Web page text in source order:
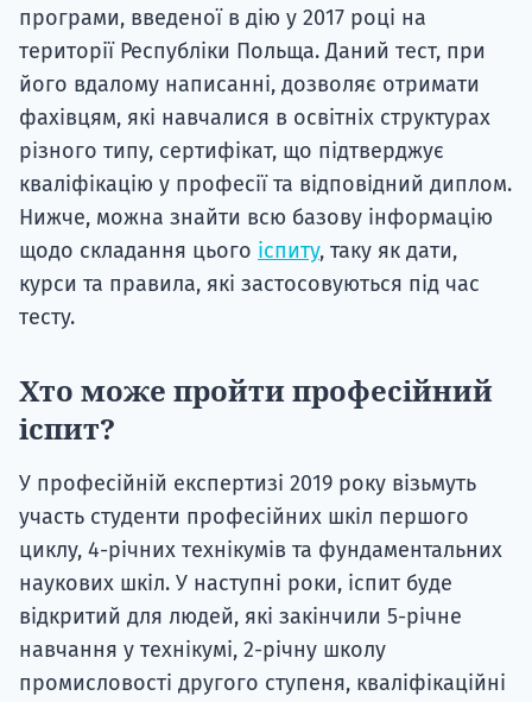
програми, введеної в дію у 2017 році на
території Республіки Польща. Даний тест, при
його вдалому написанні, дозволяє отримати
фахівцям, які навчалися в освітніх структурах
різного типу, сертифікат, що підтверджує
кваліфікацію у професії та відповідний диплом.
Нижче, можна знайти всю базову інформацію
щодо складання цього іспиту, таку як дати,
курси та правила, які застосовуються під час
тесту.
Хто може пройти професійний
іспит?
У професійній експертизі 2019 року візьмуть
участь студенти професійних шкіл першого
циклу, 4-річних технікумів та фундаментальних
наукових шкіл. У наступні роки, іспит буде
відкритий для людей, які закінчили 5-річне
навчання у технікумі, 2-річну школу
промисловості другого ступеня, кваліфікаційні